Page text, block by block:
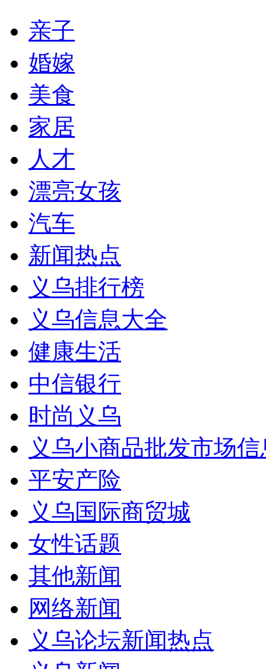
亲子
婚嫁
美食
家居
人才
漂亮女孩
汽车
新闻热点
义乌排行榜
义乌信息大全
健康生活
中信银行
时尚义乌
义乌小商品批发市场
平安产险
义乌国际商贸城
女性话题
其他新闻
网络新闻
义乌论坛新闻热点